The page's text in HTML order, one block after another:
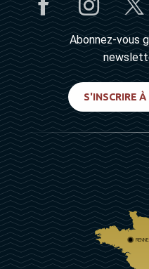
Abonnez-vous
S'INSCRIRE